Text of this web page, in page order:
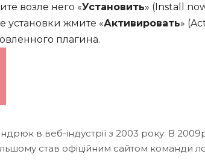
возле него «Установить» (Install
установки жмите «Активировать»
плагина.
в веб-індустрії з 2003 року. В
став офіційним сайтом команди